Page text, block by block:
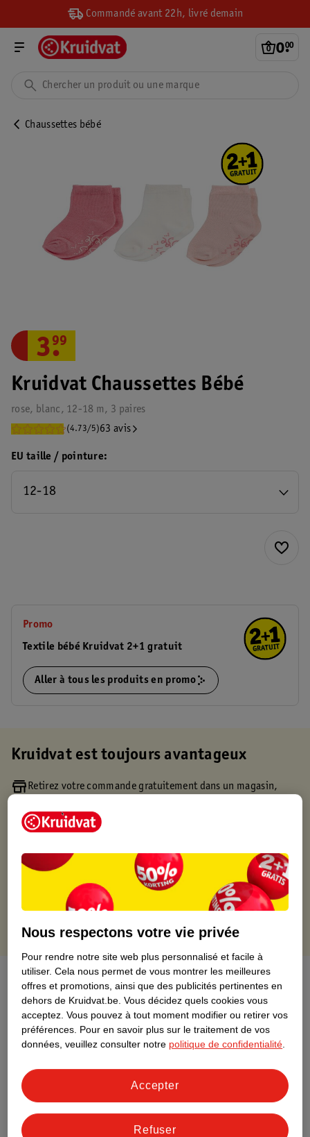
Commandé avant 22h, livré demain
0.
00
Chaussettes bébé
Kruidvat Chaussettes Bébé
rose, blanc, 12-18 m, 3 paires
(4.73/5)63 avis
3.
99
EU taille / pointure
12-18
Promo
Textile bébé Kruidvat 2+1 gratuit
Aller à tous les produits en promo
Kruidvat est toujours avantageux
Retirez votre commande gratuitement dans un magasin,
Commandé avant 22h en semaine, livré le lendemain
Livraison à domicile gratuite à partir de 50 euros ou
livraison gratuite sur divers produits promotionnels
Retours gratuits dans un délai de 30 jours
Points gratuits avec ta carte Kruidvat
À propos de ce produit
Informations relatives au produit
Informations figurant sur l'étiquette
Nature Impact Score
Ce produit n’a (pas encore) de "Nature
Impact Score".
Nous respectons votre vie privée
Pour rendre notre site web plus personnalisé et facile à
utiliser. Cela nous permet de vous montrer les meilleures
offres et promotions, ainsi que des publicités pertinentes en
dehors de Kruidvat.be. Vous décidez quels cookies vous
acceptez. Vous pouvez à tout moment modifier ou retirer vos
préférences. Pour en savoir plus sur le traitement de vos
données, veuillez consulter notre politique de confidentialité.
Refuser
Accepter